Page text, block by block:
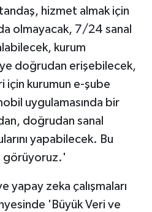
hizmet almak için
olmayacak, 7/24 sanal
kurum
doğrudan erişebilecek,
için kurumun e-şube
uygulamasında bir
doğrudan sanal
yapabilecek. Bu
görüyoruz.'
yapay zeka çalışmaları
'Büyük Veri ve